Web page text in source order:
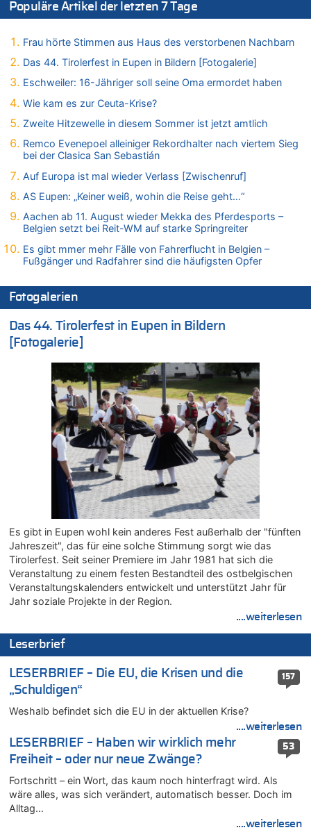
Mark van Bommel offiziell als neuer Nationalcoach der Roten
07.08.2026 - 15:06 von Wolfgang2 zu
Kollision zwischen Autofahrer und Radfahrer an RAVeL-Weg
07.08.2026 - 14:35 von Vorfahrt zu
Tempolimit in 30er-Zonen – Untersuchung von Vias
07.08.2026 - 14:33 von Ostbelgien Direkt zu
Offiziell: Van Bommel wird Belgiens Nationaltrainer
07.08.2026 - 13:39 von alter weißer mann zu
Zurück an den Rhein: Hendrich wechselt zum 1. FC Köln
07.08.2026 - 13:39 von Ach zu
Belgien setzt bei Reit-WM auf starke Springreiter
Wasserstand des Rheins in NRW so niedrig wie noch nie
In Belgien missachten zwei von drei Autofahrern das
Tempolimit in 30er-Zonen – Untersuchung von Vias
07.08.2026 - 13:20 von JoKrings zu
In Belgien missachten zwei von drei Autofahrern das
Tempolimit in 30er-Zonen – Untersuchung von Vias
07.08.2026 - 13:04 von Kein Raser zu
In Belgien missachten zwei von drei Autofahrern das
Tempolimit in 30er-Zonen – Untersuchung von Vias
07.08.2026 - 13:01 von Experten? zu
In Belgien missachten zwei von drei Autofahrern das
Tempolimit in 30er-Zonen – Untersuchung von Vias
07.08.2026 - 12:43 von JoKrings zu
Zweite Hitzewelle in diesem Sommer ist jetzt amtlich
07.08.2026 - 12:31 von Fassungslos zu
In Belgien missachten zwei von drei Autofahrern das
Tempolimit in 30er-Zonen – Untersuchung von Vias
07.08.2026 - 11:31 von Zuhörer zu
In Belgien missachten zwei von drei Autofahrern das
Tempolimit in 30er-Zonen – Untersuchung von Vias
07.08.2026 - 11:23 von Dax zu
In Belgien missachten zwei von drei Autofahrern das
Tempolimit in 30er-Zonen – Untersuchung von Vias
07.08.2026 - 11:20 von JoKrings zu
In Belgien missachten zwei von drei Autofahrern das
Tempolimit in 30er-Zonen – Untersuchung von Vias
07.08.2026 - 11:15 von Dax zu
Wie kam es zur Ceuta-Krise?
07.08.2026 - 11:12 von Frage zu
Wasserstand des Rheins in NRW so niedrig wie noch nie
07.08.2026 - 10:29 von Soso zu
Aachen ab 11. August wieder Mekka des Pferdesports –
07.08.2026 - 10:23 von Opa zu
In Belgien missachten zwei von drei Autofahrern das
Tempolimit in 30er-Zonen – Untersuchung von Vias
Populäre Artikel der letzten 7 Tage
Frau hörte Stimmen aus Haus des verstorbenen Nachbarn
Das 44. Tirolerfest in Eupen in Bildern [Fotogalerie]
Eschweiler: 16-Jähriger soll seine Oma ermordet haben
Wie kam es zur Ceuta-Krise?
Zweite Hitzewelle in diesem Sommer ist jetzt amtlich
Remco Evenepoel alleiniger Rekordhalter nach viertem Sieg
bei der Clasica San Sebastián
Auf Europa ist mal wieder Verlass [Zwischenruf]
AS Eupen: „Keiner weiß, wohin die Reise geht…“
Aachen ab 11. August wieder Mekka des Pferdesports –
Belgien setzt bei Reit-WM auf starke Springreiter
Es gibt mmer mehr Fälle von Fahrerflucht in Belgien –
Fußgänger und Radfahrer sind die häufigsten Opfer
Fotogalerien
Das 44. Tirolerfest in Eupen in Bildern
[Fotogalerie]
Es gibt in Eupen wohl kein anderes Fest außerhalb der "fünften
Jahreszeit", das für eine solche Stimmung sorgt wie das
Tirolerfest. Seit seiner Premiere im Jahr 1981 hat sich die
Veranstaltung zu einem festen Bestandteil des ostbelgischen
Veranstaltungskalenders entwickelt und unterstützt Jahr für
Jahr soziale Projekte in der Region.
....weiterlesen
Leserbrief
157
LESERBRIEF – Die EU, die Krisen und die
„Schuldigen“
Weshalb befindet sich die EU in der aktuellen Krise?
....weiterlesen
53
LESERBRIEF – Haben wir wirklich mehr
Freiheit – oder nur neue Zwänge?
Fortschritt – ein Wort, das kaum noch hinterfragt wird. Als
wäre alles, was sich verändert, automatisch besser. Doch im
Alltag…
....weiterlesen